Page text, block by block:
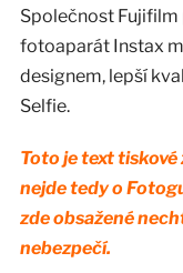
Společnost
fotoaparát Instax
designem, lepší
Selfie.
Toto je text
nejde tedy o
zde obsažené
nebezpečí.